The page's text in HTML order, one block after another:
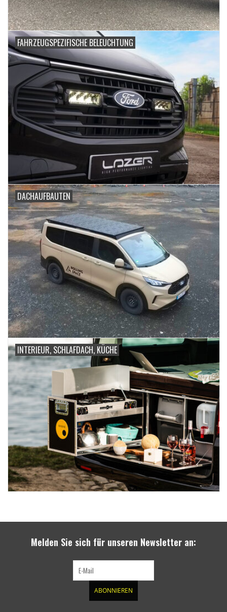
FAHRZEUGSPEZIFISCHE BELEUCHTUNG
DACHAUFBAUTEN
INTERIEUR, SCHLAFDACH, KÜCHE
Melden Sie sich für unseren Newsletter an:
ABONNIEREN